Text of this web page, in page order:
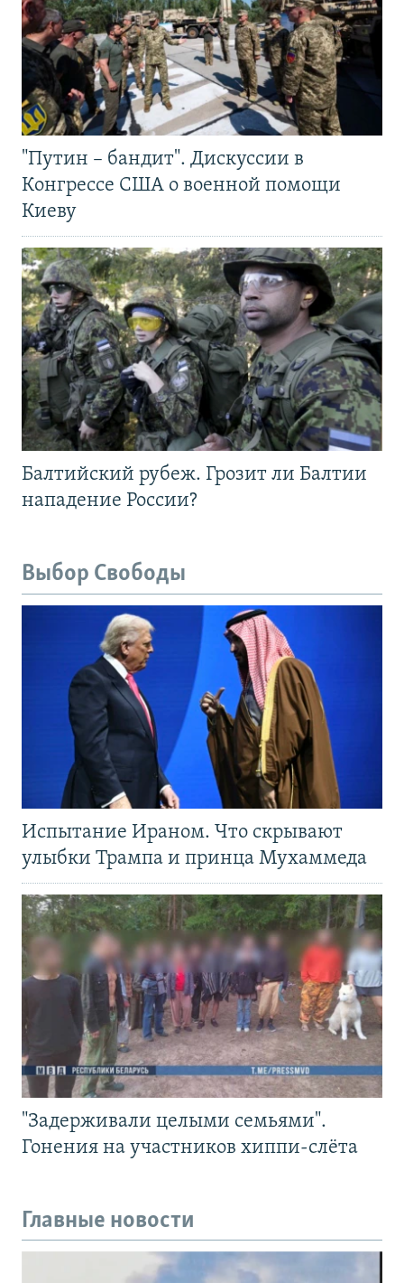
"Путин – бандит". Дискуссии в
Конгрессе США о военной помощи
Киеву
Балтийский рубеж. Грозит ли Балтии
нападение России?
Выбор Свободы
Испытание Ираном. Что скрывают
улыбки Трампа и принца Мухаммеда
"Задерживали целыми семьями".
Гонения на участников хиппи-слёта
Главные новости